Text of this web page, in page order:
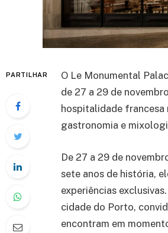
PARTILHAR
O Le Monumental
de 27 a 29 de
hospitalidade francesa
gastronomia e
De 27 a 29 de
sete anos de história,
experiências
cidade do Porto,
encontram em